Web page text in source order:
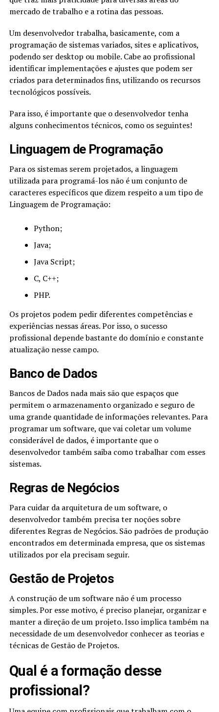
mercado de trabalho e a rotina das pessoas.
Um desenvolvedor trabalha, basicamente, com a
programação de sistemas variados, sites e aplicativos,
podendo ser desktop ou mobile. Cabe ao profissional
identificar implementações e ajustes que podem ser
criados para determinados fins, utilizando os recursos
tecnológicos possíveis.
Para isso, é importante que o desenvolvedor tenha
alguns conhecimentos técnicos, como os seguintes!
Linguagem de Programação
Para os sistemas serem projetados, a linguagem
utilizada para programá-los não é um conjunto de
caracteres específicos que dizem respeito a um tipo de
Linguagem de Programação:
Python;
Java;
Java Script;
C, C++;
PHP.
Os projetos podem pedir diferentes competências e
experiências nessas áreas. Por isso, o sucesso
profissional depende bastante do domínio e constante
atualização nesse campo.
Banco de Dados
Bancos de Dados nada mais são que espaços que
permitem o armazenamento organizado e seguro de
uma grande quantidade de informações relevantes. Para
programar um software, que vai coletar um volume
considerável de dados, é importante que o
desenvolvedor também saiba como trabalhar com esses
sistemas.
Regras de Negócios
Para cuidar da arquitetura de um software, o
desenvolvedor também precisa ter noções sobre
diferentes Regras de Negócios. São padrões de produção
encontrados em determinada empresa, que os sistemas
utilizados por ela precisam seguir.
Gestão de Projetos
A construção de um software não é um processo
simples. Por esse motivo, é preciso planejar, organizar e
manter a direção de um projeto. Isso implica também na
necessidade de um desenvolvedor conhecer as teorias e
técnicas de Gestão de Projetos.
Qual é a formação desse
profissional?